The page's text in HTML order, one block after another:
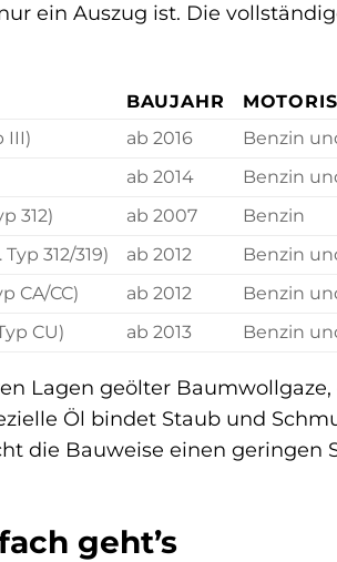
ein Auszug ist. Die
BAUJAHR
III) ab 2016
Benzin
ab 2014
Benzin
312) ab 2007
Benzin
312/319) ab 2012
Benzin
CA/CC) ab 2012
Benzin
CU) ab 2013 Benzin
Lagen geölter
Öl bindet Staub und
die Bauweise einen
geht’s